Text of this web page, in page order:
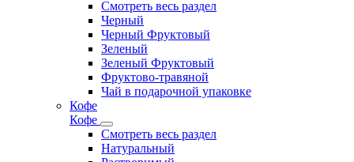
Смотреть весь раздел
Черный
Черный Фруктовый
Зеленый
Зеленый Фруктовый
Фруктово-травяной
Чай в подарочной упаковке
Кофе
Кофе
Смотреть весь раздел
Натуральный